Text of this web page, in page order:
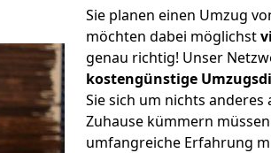
Sie planen einen Umzug
möchten dabei möglichst
genau richtig! Unser
kostengünstige
Sie sich um nichts
Zuhause kümmern
umfangreiche Erfahrung